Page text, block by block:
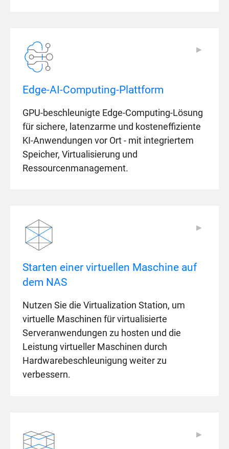
Edge-AI-Computing-Plattform
GPU-beschleunigte Edge-Computing-Lösung
für sichere, latenzarme und kosteneffiziente
KI-Anwendungen vor Ort - mit integriertem
Speicher, Virtualisierung und
Ressourcenmanagement.
▶
Starten einer virtuellen Maschine auf
dem NAS
Nutzen Sie die Virtualization Station, um
virtuelle Maschinen für virtualisierte
Serveranwendungen zu hosten und die
Leistung virtueller Maschinen durch
Hardwarebeschleunigung weiter zu
verbessern.
▶
▶